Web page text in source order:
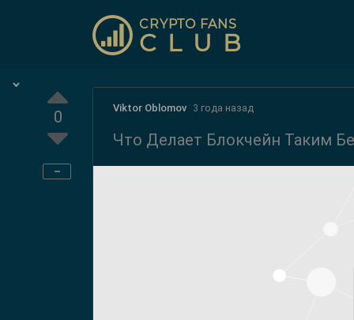
CRYPTO FANS
CLUB
0 Viktor Oblomov 3 года назад
Что Делает Блокчейн Таким